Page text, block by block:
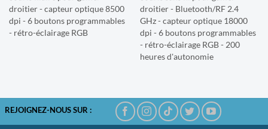
droitier - capteur optique 8500
dpi - 6 boutons programmables
- rétro-éclairage RGB
droitier - Bluetooth/RF 2.4
GHz - capteur optique 18000
dpi - 6 boutons programmables
- rétro-éclairage RGB - 200
heures d'autonomie
REJOIGNEZ-NOUS SUR :